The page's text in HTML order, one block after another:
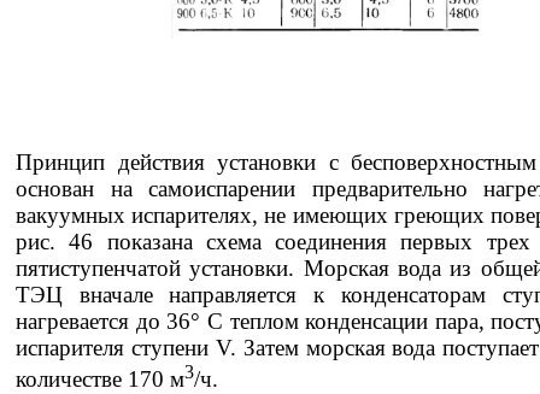
Принцип действия установки с
основан на самоиспарении предварительно
вакуумных испарителях, не имеющих греющих
рис. 46 показана схема соединения первых трех
пятиступенчатой установки. Морская вода из
ТЭЦ вначале направляется к конденсаторам
нагревается до 36° С теплом конденсации пара,
испарителя ступени V. Затем морская вода
количестве 170 м3/ч.